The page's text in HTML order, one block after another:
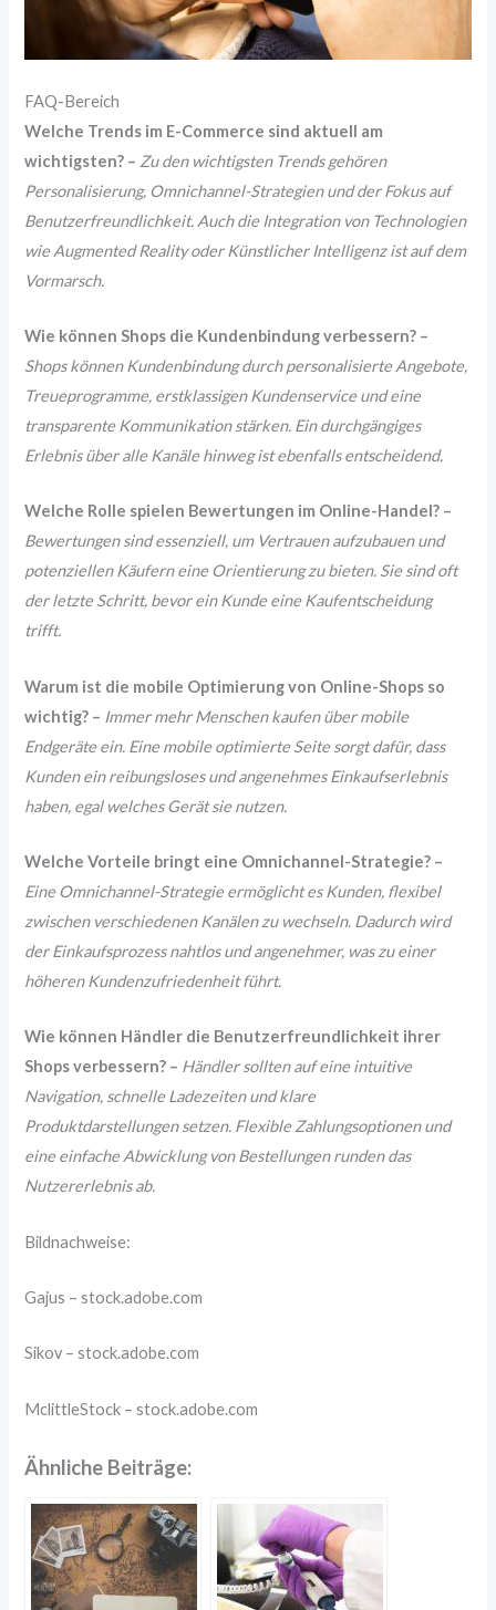
FAQ-Bereich
Welche Trends im E-Commerce sind aktuell am
wichtigsten? – Zu den wichtigsten Trends gehören
Personalisierung, Omnichannel-Strategien und der Fokus auf
Benutzerfreundlichkeit. Auch die Integration von Technologien
wie Augmented Reality oder Künstlicher Intelligenz ist auf dem
Vormarsch.
Wie können Shops die Kundenbindung verbessern? –
Shops können Kundenbindung durch personalisierte Angebote,
Treueprogramme, erstklassigen Kundenservice und eine
transparente Kommunikation stärken. Ein durchgängiges
Erlebnis über alle Kanäle hinweg ist ebenfalls entscheidend.
Welche Rolle spielen Bewertungen im Online-Handel? –
Bewertungen sind essenziell, um Vertrauen aufzubauen und
potenziellen Käufern eine Orientierung zu bieten. Sie sind oft
der letzte Schritt, bevor ein Kunde eine Kaufentscheidung
trifft.
Warum ist die mobile Optimierung von Online-Shops so
wichtig? – Immer mehr Menschen kaufen über mobile
Endgeräte ein. Eine mobile optimierte Seite sorgt dafür, dass
Kunden ein reibungsloses und angenehmes Einkaufserlebnis
haben, egal welches Gerät sie nutzen.
Welche Vorteile bringt eine Omnichannel-Strategie? –
Eine Omnichannel-Strategie ermöglicht es Kunden, flexibel
zwischen verschiedenen Kanälen zu wechseln. Dadurch wird
der Einkaufsprozess nahtlos und angenehmer, was zu einer
höheren Kundenzufriedenheit führt.
Wie können Händler die Benutzerfreundlichkeit ihrer
Shops verbessern? – Händler sollten auf eine intuitive
Navigation, schnelle Ladezeiten und klare
Produktdarstellungen setzen. Flexible Zahlungsoptionen und
eine einfache Abwicklung von Bestellungen runden das
Nutzererlebnis ab.
Bildnachweise:
Gajus – stock.adobe.com
Sikov – stock.adobe.com
MclittleStock – stock.adobe.com
Ähnliche Beiträge: